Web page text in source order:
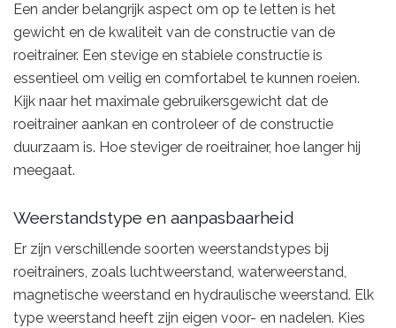
Een ander belangrijk aspect om op te letten is het
gewicht en de kwaliteit van de constructie van de
roeitrainer. Een stevige en stabiele constructie is
essentieel om veilig en comfortabel te kunnen roeien.
Kijk naar het maximale gebruikersgewicht dat de
roeitrainer aankan en controleer of de constructie
duurzaam is. Hoe steviger de roeitrainer, hoe langer hij
meegaat.
Weerstandstype en aanpasbaarheid
Er zijn verschillende soorten weerstandstypes bij
roeitrainers, zoals luchtweerstand, waterweerstand,
magnetische weerstand en hydraulische weerstand. Elk
type weerstand heeft zijn eigen voor- en nadelen. Kies